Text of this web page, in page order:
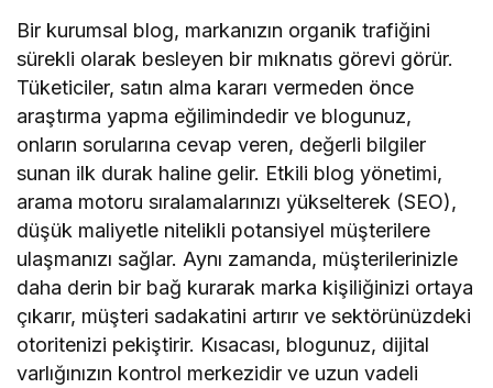
Bir kurumsal blog, markanızın organik trafiğini
sürekli olarak besleyen bir mıknatıs görevi görür.
Tüketiciler, satın alma kararı vermeden önce
araştırma yapma eğilimindedir ve blogunuz,
onların sorularına cevap veren, değerli bilgiler
sunan ilk durak haline gelir. Etkili blog yönetimi,
arama motoru sıralamalarınızı yükselterek (SEO),
düşük maliyetle nitelikli potansiyel müşterilere
ulaşmanızı sağlar. Aynı zamanda, müşterilerinizle
daha derin bir bağ kurarak marka kişiliğinizi ortaya
çıkarır, müşteri sadakatini artırır ve sektörünüzdeki
otoritenizi pekiştirir. Kısacası, blogunuz, dijital
varlığınızın kontrol merkezidir ve uzun vadeli